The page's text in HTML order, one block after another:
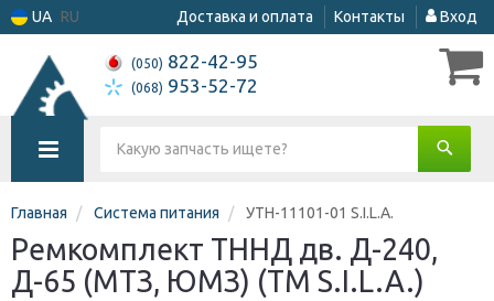
UA RU Доставка и оплата Контакты Вход
(050) 822-42-95
(068) 953-52-72
Главная Система питания УТН-11101-01 S.I.L.A.
Ремкомплект ТННД дв. Д-240,
Д-65 (МТЗ, ЮМЗ) (TM S.I.L.A.)